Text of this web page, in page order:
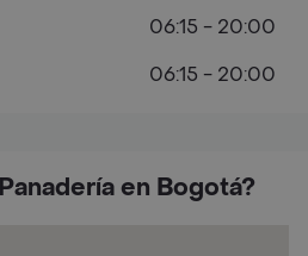
en Bogotá?
06:15 - 20:00
06:15 - 20:00